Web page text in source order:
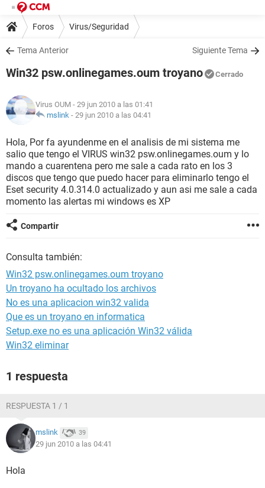
Foros Virus/Seguridad
Tema Anterior Siguiente Tema
Win32 psw.onlinegames.oum troyano Cerrado
Virus OUM - 29 jun 2010 a las 01:41
mslink - 29 jun 2010 a las 04:41
Hola, Por fa ayundenme en el analisis de mi sistema me
salio que tengo el VIRUS win32 psw.onlinegames.oum y lo
mando a cuarentena pero me sale a cada rato en los 3
discos que tengo que puedo hacer para eliminarlo tengo el
Eset security 4.0.314.0 actualizado y aun asi me sale a cada
momento las alertas mi windows es XP
Compartir
Consulta también:
Win32 psw.onlinegames.oum troyano
Un troyano ha ocultado los archivos
No es una aplicacion win32 valida
Que es un troyano en informatica
Setup.exe no es una aplicación Win32 válida
Win32 eliminar
1 respuesta
RESPUESTA 1 / 1
mslink 39
29 jun 2010 a las 04:41
Hola